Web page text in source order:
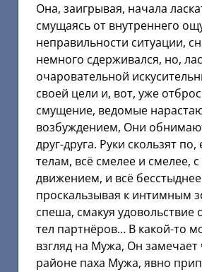
Она, заигрывая, начала
смущаясь от внутреннего
неправильности ситуации,
немного сдерживался, но,
очаровательной
своей цели и, вот, уже
смущение, ведомые
возбуждением, Они
друг-друга. Руки скользят
телам, всё смелее и смелее,
движением, и всё бесстыднее
проскальзывая к интимным
спеша, смакуя
тел партнёров… В какой-то
взгляд на Мужа, Он
районе паха Мужа, явно